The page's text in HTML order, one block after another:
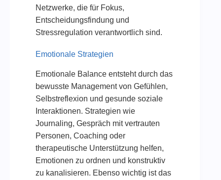
Netzwerke, die für Fokus,
Entscheidungsfindung und
Stressregulation verantwortlich sind.
Emotionale Strategien
Emotionale Balance entsteht durch das
bewusste Management von Gefühlen,
Selbstreflexion und gesunde soziale
Interaktionen. Strategien wie
Journaling, Gespräch mit vertrauten
Personen, Coaching oder
therapeutische Unterstützung helfen,
Emotionen zu ordnen und konstruktiv
zu kanalisieren. Ebenso wichtig ist das